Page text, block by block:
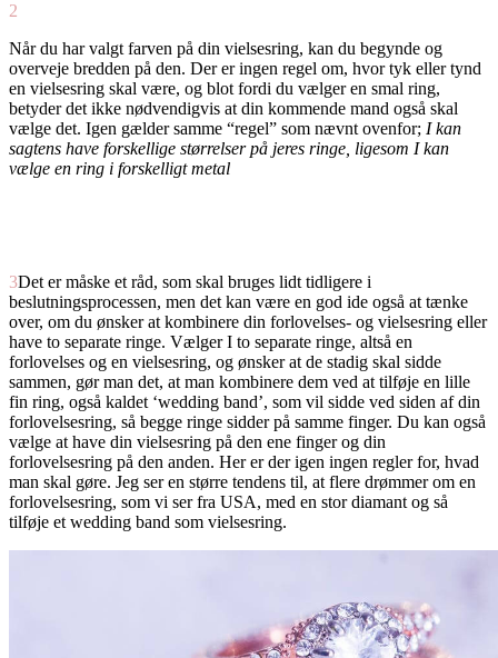
2
Når du har valgt farven på din vielsesring, kan du begynde og
overveje bredden på den. Der er ingen regel om, hvor tyk eller tynd
en vielsesring skal være, og blot fordi du vælger en smal ring,
betyder det ikke nødvendigvis at din kommende mand også skal
vælge det. Igen gælder samme “regel” som nævnt ovenfor; I kan
sagtens have forskellige størrelser på jeres ringe, ligesom I kan
vælge en ring i forskelligt metal
3Det er måske et råd, som skal bruges lidt tidligere i
beslutningsprocessen, men det kan være en god ide også at tænke
over, om du ønsker at kombinere din forlovelses- og vielsesring eller
have to separate ringe. Vælger I to separate ringe, altså en
forlovelses og en vielsesring, og ønsker at de stadig skal sidde
sammen, gør man det, at man kombinere dem ved at tilføje en lille
fin ring, også kaldet ‘wedding band’, som vil sidde ved siden af din
forlovelsesring, så begge ringe sidder på samme finger. Du kan også
vælge at have din vielsesring på den ene finger og din
forlovelsesring på den anden. Her er der igen ingen regler for, hvad
man skal gøre. Jeg ser en større tendens til, at flere drømmer om en
forlovelsesring, som vi ser fra USA, med en stor diamant og så
tilføje et wedding band som vielsesring.